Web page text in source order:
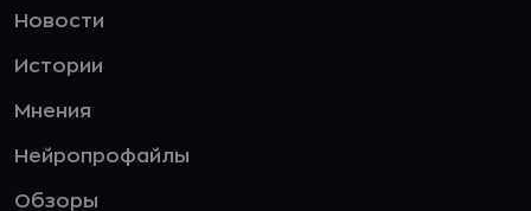
Новости
Истории
Мнения
Нейропрофайлы
Обзоры